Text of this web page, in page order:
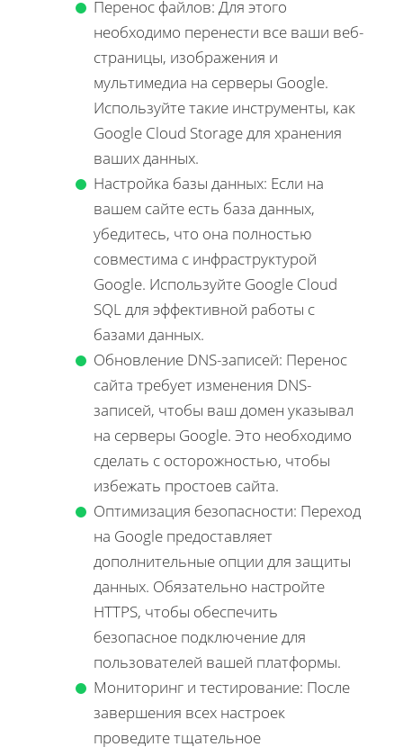
Перенос файлов: Для этого
необходимо перенести все ваши веб-
страницы, изображения и
мультимедиа на серверы Google.
Используйте такие инструменты, как
Google Cloud Storage для хранения
ваших данных.
Настройка базы данных: Если на
вашем сайте есть база данных,
убедитесь, что она полностью
совместима с инфраструктурой
Google. Используйте Google Cloud
SQL для эффективной работы с
базами данных.
Обновление DNS-записей: Перенос
сайта требует изменения DNS-
записей, чтобы ваш домен указывал
на серверы Google. Это необходимо
сделать с осторожностью, чтобы
избежать простоев сайта.
Оптимизация безопасности: Переход
на Google предоставляет
дополнительные опции для защиты
данных. Обязательно настройте
HTTPS, чтобы обеспечить
безопасное подключение для
пользователей вашей платформы.
Мониторинг и тестирование: После
завершения всех настроек
проведите тщательное